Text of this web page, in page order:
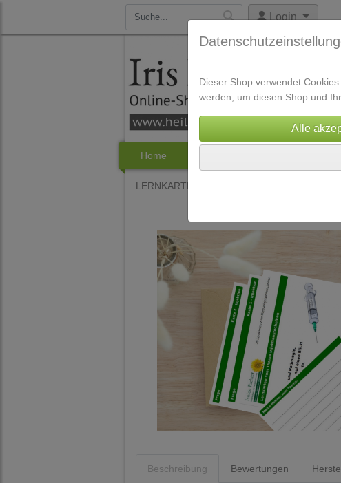
Login
Home
LERNKARTEN
Beschreibung Bewertungen
Dieser Shop verwendet
werden, um diesen Shop und